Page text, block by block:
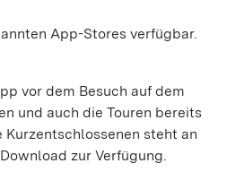
App-Stores verfügbar.
vor dem Besuch auf dem
und auch die Touren bereits
steht an
zur Verfügung.